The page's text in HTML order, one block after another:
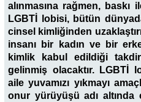
alınmasına rağmen, baskı
LGBTİ lobisi, bütün
cinsel kimliğinden
insanı bir kadın ve bir
kimlik kabul edildiği
gelinmiş olacaktır. LGBTİ
aile yuvamızı yıkmayı
onur yürüyüşü adı altında